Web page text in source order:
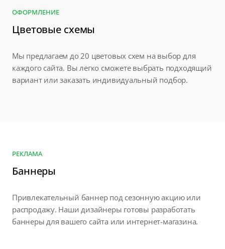
ОФОРМЛЕНИЕ
Цветовые схемы
Мы предлагаем до 20 цветовых схем на выбор для
каждого сайта. Вы легко сможете выбрать подходящий
вариант или заказать индивидуальный подбор.
РЕКЛАМА
Баннеры
Привлекательный баннер под сезонную акцию или
распродажу. Наши дизайнеры готовы разработать
баннеры для вашего сайта или интернет-магазина.